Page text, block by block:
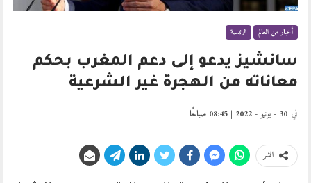
أخبار من العالم الرئيسية
سانشيز يدعو إلى دعم المغرب بحكم
معاناته من الهجرة غير الشرعية
في 30 - يونيو - 2022 | 08:45 صباحًا
انشر